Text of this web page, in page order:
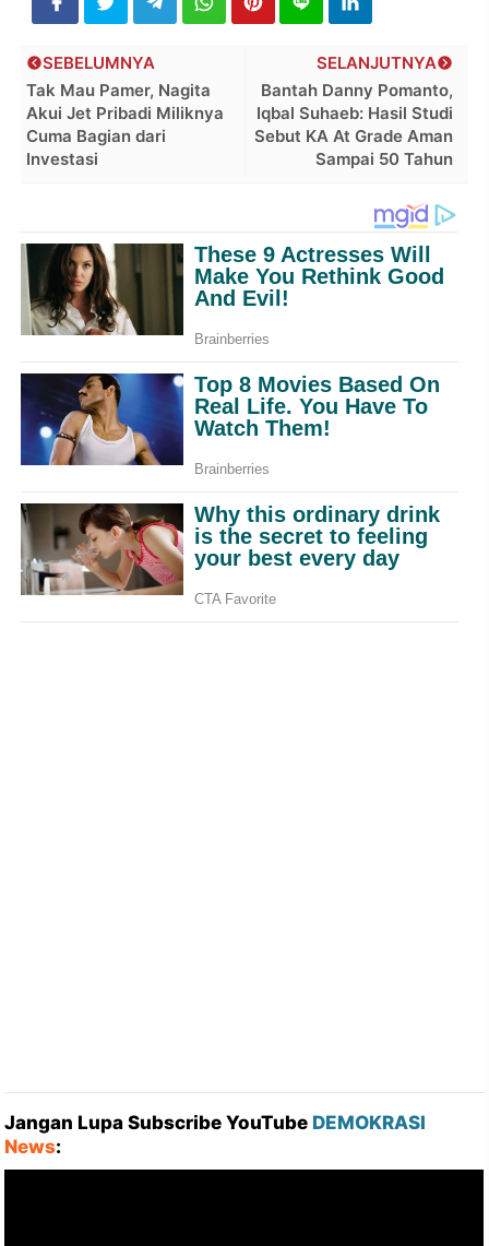
SELANJUTNYA
Bantah Danny Pomanto,
Iqbal Suhaeb: Hasil Studi
Sebut KA At Grade Aman
Sampai 50 Tahun
SEBELUMNYA
Tak Mau Pamer, Nagita
Akui Jet Pribadi Miliknya
Cuma Bagian dari
Investasi
Jangan Lupa Subscribe YouTube DEMOKRASI
News: